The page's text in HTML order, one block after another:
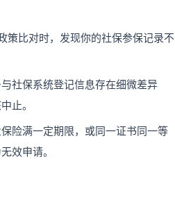
策比对时，发现你的社保参保记录不
社保系统登记信息存在细微差异
止。
险满一定期限，或同一证书同一等
效申请。